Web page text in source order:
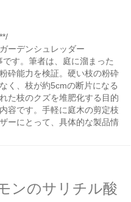
ーデンシュレッダー
す。筆者は、庭に溜まった
砕能力を検証。硬い枝の粉砕
く、枝が約5cmの断片になる
た枝のクズを堆肥化する目的
容です。手軽に庭木の剪定枝
ーにとって、具体的な製品情
ンのサリチル酸